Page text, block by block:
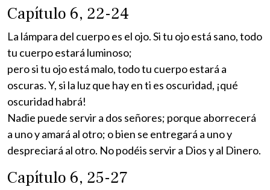
Capítulo 6, 22-24
La lámpara del cuerpo es el ojo. Si tu ojo está sano, todo
tu cuerpo estará luminoso;
pero si tu ojo está malo, todo tu cuerpo estará a
oscuras. Y, si la luz que hay en ti es oscuridad, ¡qué
oscuridad habrá!
Nadie puede servir a dos señores; porque aborrecerá
a uno y amará al otro; o bien se entregará a uno y
despreciará al otro. No podéis servir a Dios y al Dinero.
Capítulo 6, 25-27